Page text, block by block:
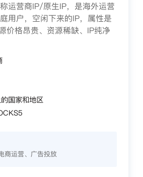
运营商IP/原生IP，是海外运营
用户，空闲下来的IP，属性是
价格昂贵、资源稀缺、IP纯净
国家和地区
商运营、广告投放